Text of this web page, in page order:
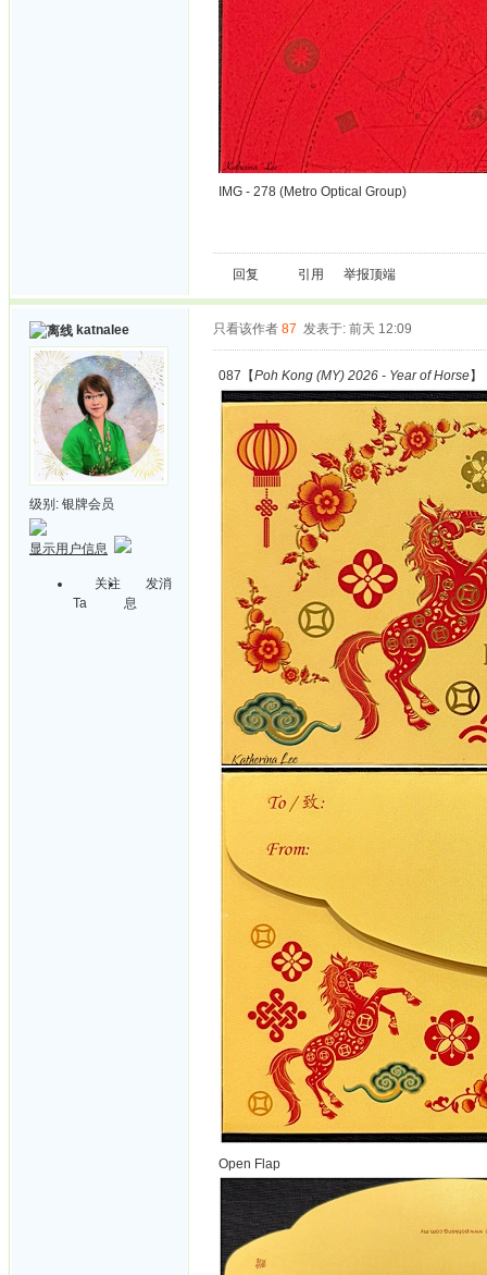
IMG - 278 (Metro Optical Group)
回复 引用 举报顶端
katnalee
级别: 银牌会员
显示用户信息
关注
Ta
发消
息
只看该作者 87 发表于: 前天 12:09
087【Poh Kong (MY) 2026 - Year of Horse】
Open Flap